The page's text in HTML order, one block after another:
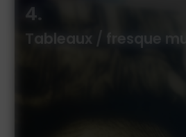
4.
Tableaux / fresque